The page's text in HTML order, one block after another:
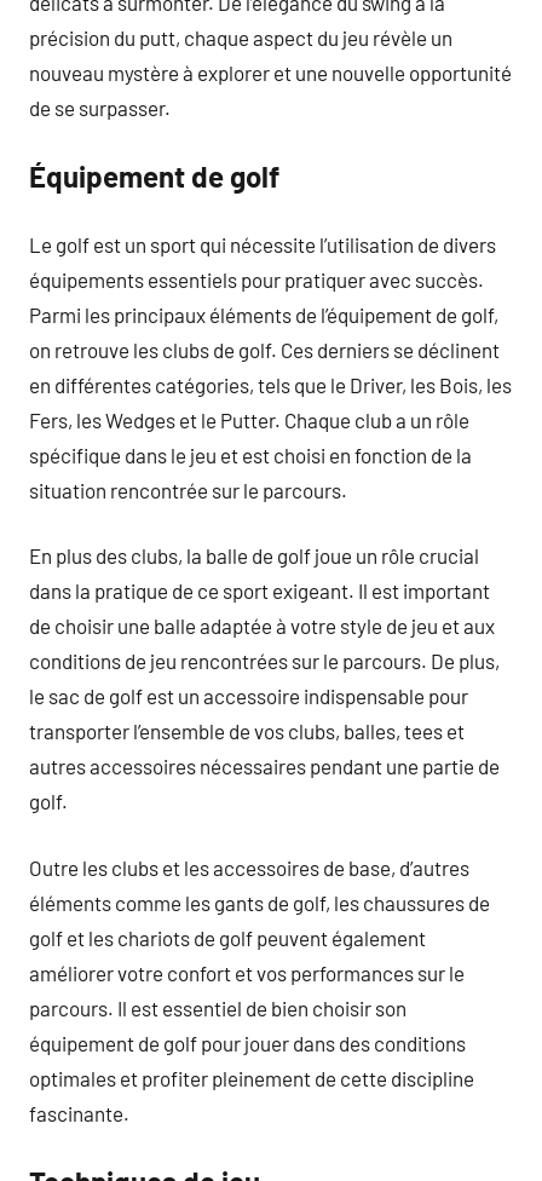
précision du putt, chaque aspect du jeu révèle un
nouveau mystère à explorer et une nouvelle opportunité
de se surpasser.
Équipement de golf
Le golf est un sport qui nécessite l’utilisation de divers
équipements essentiels pour pratiquer avec succès.
Parmi les principaux éléments de l’équipement de golf,
on retrouve les clubs de golf. Ces derniers se déclinent
en différentes catégories, tels que le Driver, les Bois, les
Fers, les Wedges et le Putter. Chaque club a un rôle
spécifique dans le jeu et est choisi en fonction de la
situation rencontrée sur le parcours.
En plus des clubs, la balle de golf joue un rôle crucial
dans la pratique de ce sport exigeant. Il est important
de choisir une balle adaptée à votre style de jeu et aux
conditions de jeu rencontrées sur le parcours. De plus,
le sac de golf est un accessoire indispensable pour
transporter l’ensemble de vos clubs, balles, tees et
autres accessoires nécessaires pendant une partie de
golf.
Outre les clubs et les accessoires de base, d’autres
éléments comme les gants de golf, les chaussures de
golf et les chariots de golf peuvent également
améliorer votre confort et vos performances sur le
parcours. Il est essentiel de bien choisir son
équipement de golf pour jouer dans des conditions
optimales et profiter pleinement de cette discipline
fascinante.